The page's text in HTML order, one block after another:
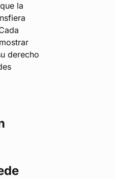
la
derecho